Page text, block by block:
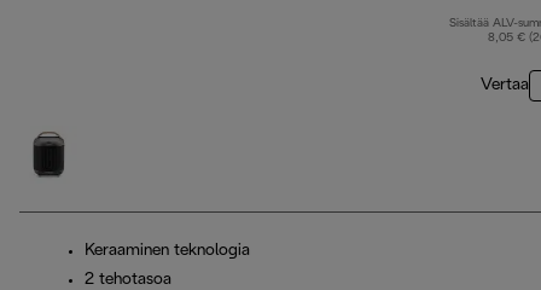
Sisältää ALV-
8,05 €
Vertaa
Keraaminen teknologia
2 tehotasoa